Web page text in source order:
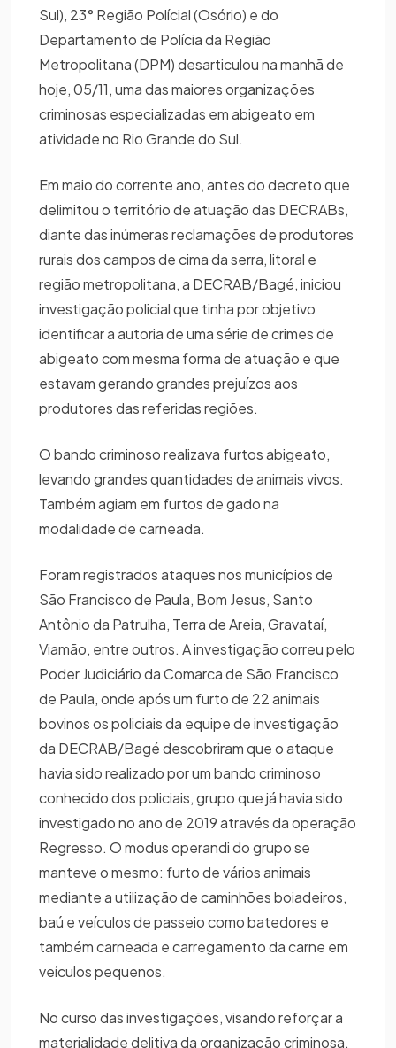
Sul), 23° Região Polícial (Osório) e do
Departamento de Polícia da Região
Metropolitana (DPM) desarticulou na manhã de
hoje, 05/11, uma das maiores organizações
criminosas especializadas em abigeato em
atividade no Rio Grande do Sul.
Em maio do corrente ano, antes do decreto que
delimitou o território de atuação das DECRABs,
diante das inúmeras reclamações de produtores
rurais dos campos de cima da serra, litoral e
região metropolitana, a DECRAB/Bagé, iniciou
investigação policial que tinha por objetivo
identificar a autoria de uma série de crimes de
abigeato com mesma forma de atuação e que
estavam gerando grandes prejuízos aos
produtores das referidas regiões.
O bando criminoso realizava furtos abigeato,
levando grandes quantidades de animais vivos.
Também agiam em furtos de gado na
modalidade de carneada.
Foram registrados ataques nos municípios de
São Francisco de Paula, Bom Jesus, Santo
Antônio da Patrulha, Terra de Areia, Gravataí,
Viamão, entre outros. A investigação correu pelo
Poder Judiciário da Comarca de São Francisco
de Paula, onde após um furto de 22 animais
bovinos os policiais da equipe de investigação
da DECRAB/Bagé descobriram que o ataque
havia sido realizado por um bando criminoso
conhecido dos policiais, grupo que já havia sido
investigado no ano de 2019 através da operação
Regresso. O modus operandi do grupo se
manteve o mesmo: furto de vários animais
mediante a utilização de caminhões boiadeiros,
baú e veículos de passeio como batedores e
também carneada e carregamento da carne em
veículos pequenos.
No curso das investigações, visando reforçar a
materialidade delitiva da organização criminosa,